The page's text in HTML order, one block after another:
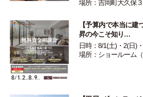
場所：吉岡町大久保
【予算内で本当に
昇の今こそ知り…
日時：8/1(土)・2(日)
場所：ショールーム